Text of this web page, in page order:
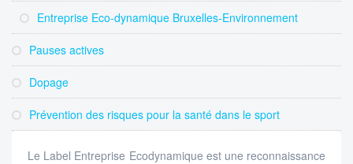
Entreprise Eco-dynamique Bruxelles-Environnement
Pauses actives
Dopage
Prévention des risques pour la santé dans le sport
Le Label Entreprise Ecodynamique est une reconnaissance